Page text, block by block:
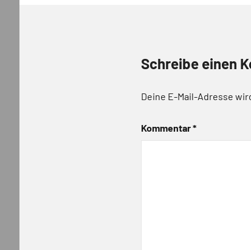
Schreibe einen
Deine E-Mail-Adresse
Kommentar*